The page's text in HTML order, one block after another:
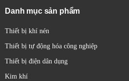
Danh mục sản phẩm
Thiết bị khí nén
Thiết bị tự động hóa công nghiệp
Thiết bị điện dân dụng
Kim khí